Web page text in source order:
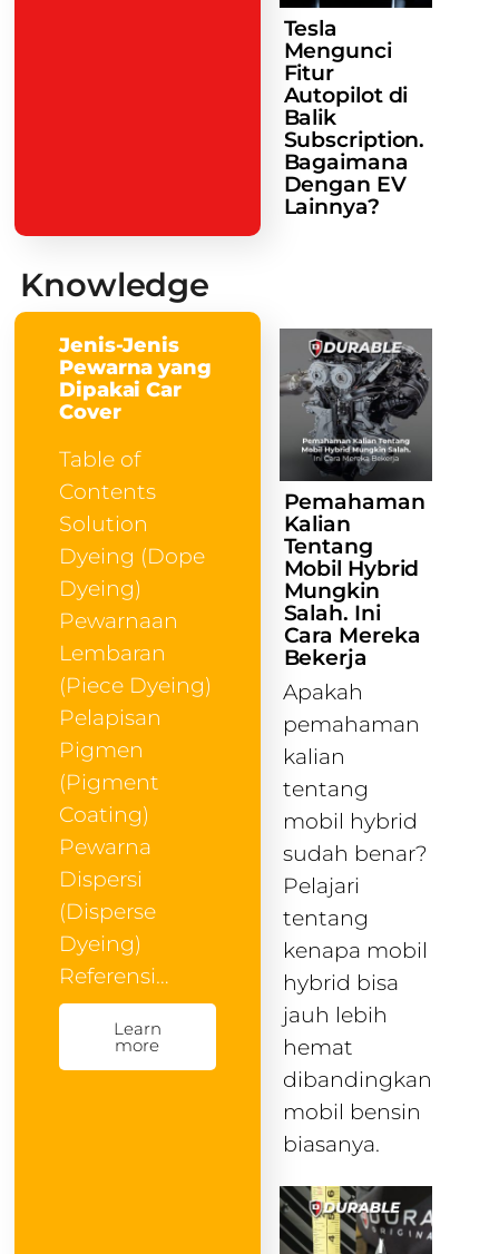
Tesla
Mengunci
Fitur
Autopilot di
Balik
Subscription.
Bagaimana
Dengan EV
Lainnya?
Knowledge
Jenis-Jenis
Pewarna yang
Dipakai Car
Cover
Table of
Contents
Solution
Dyeing (Dope
Dyeing)
Pewarnaan
Lembaran
(Piece Dyeing)
Pelapisan
Pigmen
(Pigment
Coating)
Pewarna
Dispersi
(Disperse
Dyeing)
Referensi…
Learn
more
Pemahaman
Kalian
Tentang
Mobil Hybrid
Mungkin
Salah. Ini
Cara Mereka
Bekerja
Apakah
pemahaman
kalian
tentang
mobil hybrid
sudah benar?
Pelajari
tentang
kenapa mobil
hybrid bisa
jauh lebih
hemat
dibandingkan
mobil bensin
biasanya.